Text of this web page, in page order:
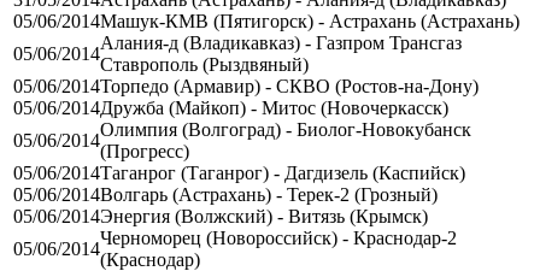
05/06/2014Машук-КМВ (Пятигорск) - Астрахань (Астрахань)
05/06/2014
Алания-д (Владикавказ) - Газпром Трансгаз
Ставрополь (Рыздвяный)
05/06/2014Торпедо (Армавир) - СКВО (Ростов-на-Дону)
05/06/2014Дружба (Майкоп) - Митос (Новочеркасск)
05/06/2014
Олимпия (Волгоград) - Биолог-Новокубанск
(Прогресс)
05/06/2014Таганрог (Таганрог) - Дагдизель (Каспийск)
05/06/2014Волгарь (Астрахань) - Терек-2 (Грозный)
05/06/2014Энергия (Волжский) - Витязь (Крымск)
05/06/2014
Черноморец (Новороссийск) - Краснодар-2
(Краснодар)